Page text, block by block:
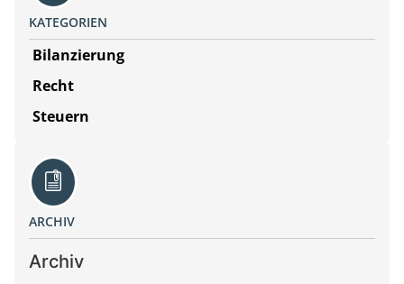
KATEGORIEN
Bilanzierung
Recht
Steuern
ARCHIV
Archiv